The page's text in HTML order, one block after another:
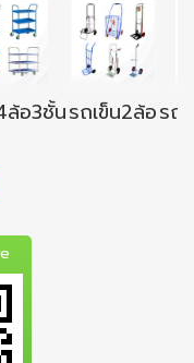
ล้อ3ชั้นรถเข็น2ล้อรถ